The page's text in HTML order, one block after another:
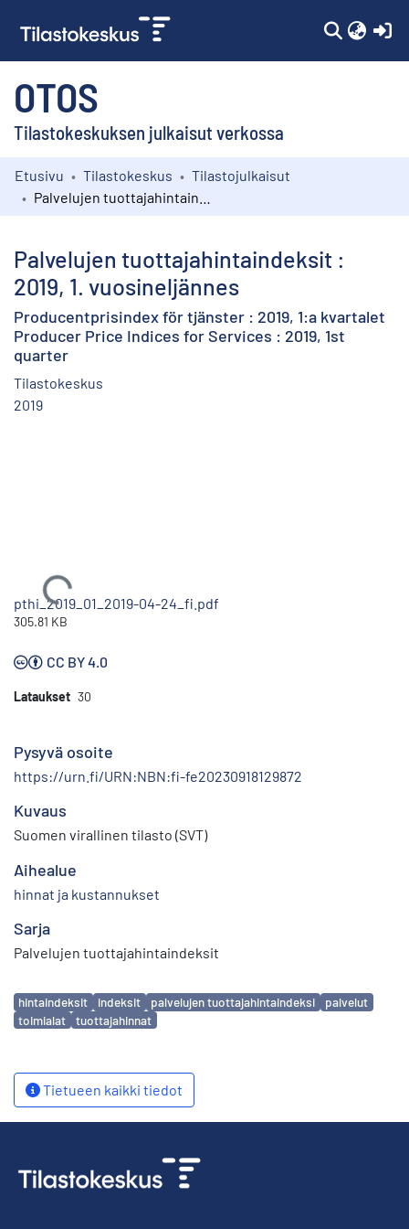
OTOS
Tilastokeskuksen julkaisut verkossa
Kokoelmat
Etusivu Tilastokeskus
Tilastojulkaisut
Palvelujen tuottajahintaindeksit :
2019, 1. vuosineljännes
Producentprisindex för tjänster : 2019, 1:a kvartalet
Producer Price Indices for Services : 2019, 1st
quarter
Tilastokeskus
2019
Ladataan...
pthi_2019_01_2019-04-24_fi.pdf
305.81 KB
CC BY 4.0
Lataukset 30
Pysyvä osoite
https://urn.fi/URN:NBN:fi-fe20230918129872
Kuvaus
Suomen virallinen tilasto (SVT)
Aihealue
hinnat ja kustannukset
Sarja
Palvelujen tuottajahintaindeksit
Avainsanat
hintaindeksit indeksit palvelujen tuottajahintaindeksi
palvelut
toimialat
tuottajahinnat
Tietueen kaikki tiedot